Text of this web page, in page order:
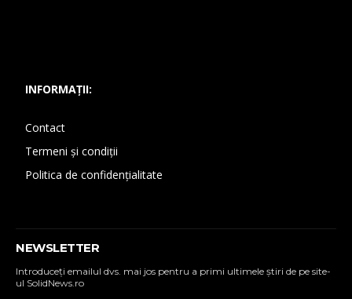
INFORMAȚII:
Contact
Termeni și condiții
Politica de confidențialitate
NEWSLETTER
Introduceţi emailul dvs. mai jos pentru a primi ultimele ştiri de pe site-
ul SolidNews.ro